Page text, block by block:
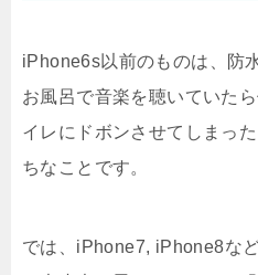
iPhone6s以前のものは、防
お風呂で音楽を聴いていた
イレにドボンさせてしまっ
ちなことです。
では、iPhone7, iPhone8な